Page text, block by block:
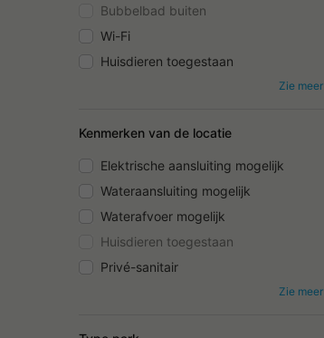
Bubbelbad buiten
Wi-Fi
Huisdieren toegestaan
Zie meer
Kenmerken van de locatie
Elektrische aansluiting mogelijk
Wateraansluiting mogelijk
Waterafvoer mogelijk
Huisdieren toegestaan
Privé-sanitair
Zie meer